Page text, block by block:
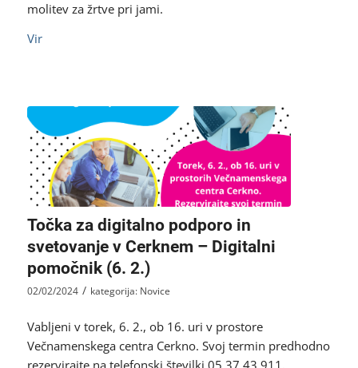
molitev za žrtve pri jami.
Vir
Točka za digitalno podporo in
svetovanje v Cerknem – Digitalni
pomočnik (6. 2.)
02/02/2024 / kategorija: Novice
Vabljeni v torek, 6. 2., ob 16. uri v prostore
Večnamenskega centra Cerkno. Svoj termin predhodno